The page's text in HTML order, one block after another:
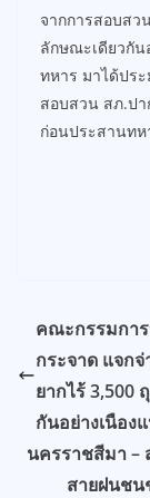
จากการสอบสว
ลักษณะเดียวกั
ทหาร มาได้ปร
สอบสวน สภ.ปา
ก่อนประสานท
คณะกรรมกา
กระจาด แจก
ยากไร้ 3,500
กันอย่างเนือง
นครราชสีมา –
สายฝนชน